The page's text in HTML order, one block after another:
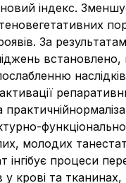
індекс.
За
наслідків
молодих
інгібує процеси
у крові та